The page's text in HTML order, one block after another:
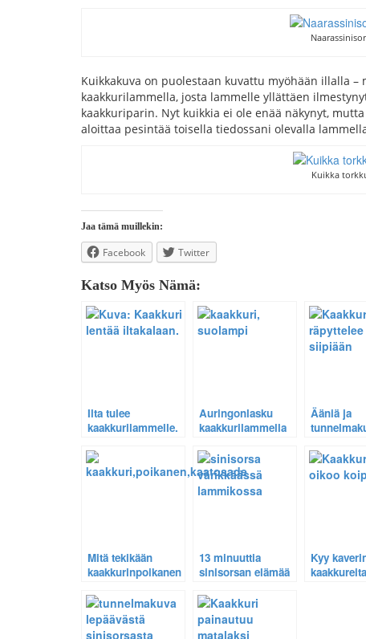
Kuikkakuva on puolestaan kuvattu myöhään illalla
kaakkurilammella, josta lammelle yllättäen
kaakkuriparin. Nyt kuikkia ei ole enää näkynyt,
aloittaa pesintää toisella tiedossani olevalla
Kuikka
Jaa tämä muillekin:
Facebook Twitter
Katso Myös Nämä:
Ilta tulee
kaakkurilammelle.
Auringonlasku
kaakkurilammella
Ääniä ja
Mitä tekikään
kaakkurinpoikanen
yllättäessa!
13 minuuttia
sinisorsan elämää
tunnelmakuvia
kylpevästä
sinisorsasta.
Kyy
kaakkureita